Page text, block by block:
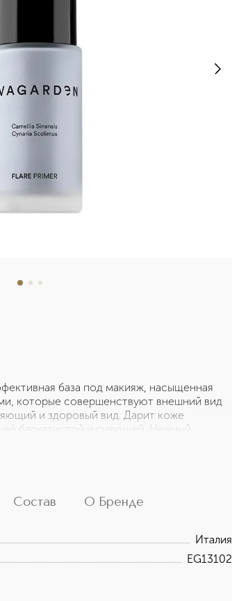
база под макияж, насыщенная
которые совершенствуют внешний вид
и здоровый вид. Дарит коже
бархатистой и сияющей. Нежный
Состав О Бренде
Италия
EG13102